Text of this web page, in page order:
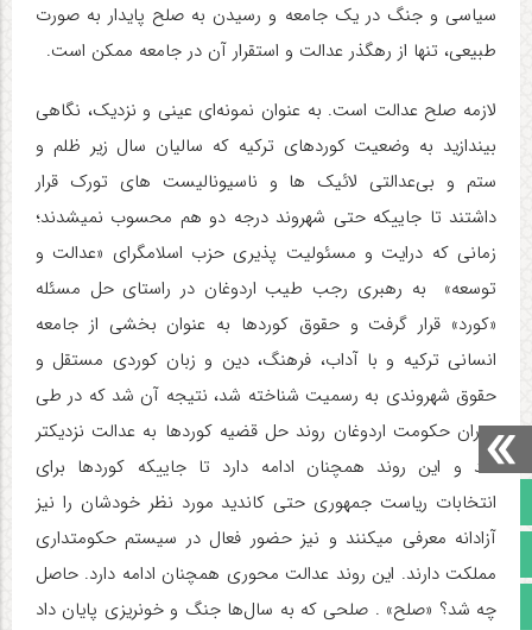
صفحه نخست
تالار گفتمان
آپارات
سیاسی و جنگ در یک جامعه و رسیدن به صلح پایدار به صورت
طبیعی، تنها از رهگذر عدالت و استقرار آن در جامعه ممکن است.
لازمه صلح عدالت است. به عنوان نمونه‌ای عینی و نزدیک، نگاهی
بیندازید به وضعیت کوردهای ترکیه که سالیان سال زیر ظلم و
ستم و بی‌عدالتی لائیک ها و ناسیونالیست های تورک قرار
داشتند تا جاییکه حتی شهروند درجه دو هم محسوب نمیشدند؛
زمانی که درایت و مسئولیت پذیری حزب اسلامگرای «عدالت و
توسعه» به رهبری رجب طیب اردوغان در راستای حل مسئله
«کورد» قرار گرفت و حقوق کوردها به عنوان بخشی از جامعه
انسانی ترکیه و با آداب، فرهنگ، دین و زبان کوردی مستقل و
حقوق شهروندی به رسمیت شناخته شد، نتیجه آن شد که در طی
دوران حکومت اردوغان روند حل قضیه کوردها به عدالت نزدیکتر
شد و این روند همچنان ادامه دارد تا جاییکه کوردها برای
انتخابات ریاست جمهوری حتی کاندید مورد نظر خودشان را نیز
آزادانه معرفی میکنند و نیز حضور فعال در سیستم حکومتداری
مملکت دارند. این روند عدالت محوری همچنان ادامه دارد. حاصل
چه شد؟ «صلح» . صلحی که به سال‌ها جنگ و خونریزی پایان داد